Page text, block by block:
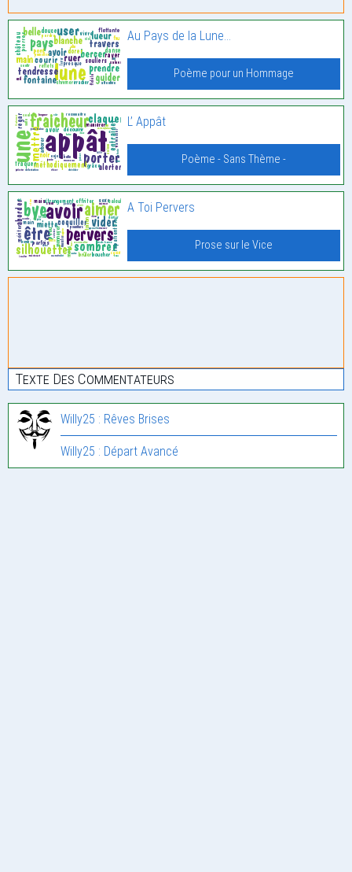
Au Pays de la Lune…
Poème pour un Hommage
L’ Appât
Poème - Sans Thème -
A Toi Pervers
Prose sur le Vice
Texte Des Commentateurs
Willy25 : Rêves Brises
Willy25 : Départ Avancé